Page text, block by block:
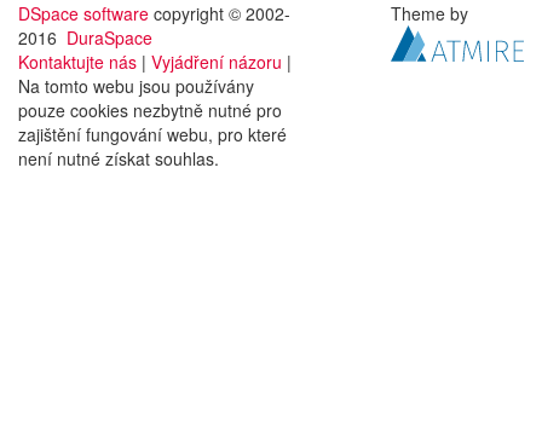
DSpace software copyright © 2002-
2016 DuraSpace
Kontaktujte nás | Vyjádření názoru |
Na tomto webu jsou používány
pouze cookies nezbytně nutné pro
zajištění fungování webu, pro které
není nutné získat souhlas.
Theme by